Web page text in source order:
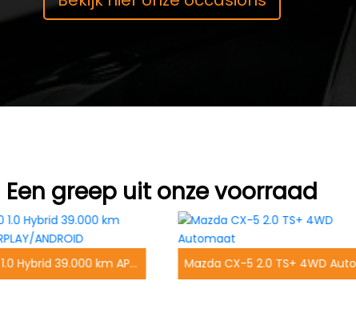
Een greep uit onze voorraad
Fiat 500 1.0 Hybrid 39.000 km APPLE CARPLAY/ANDROID